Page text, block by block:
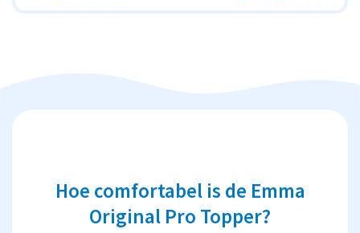
Hoe comfortabel is de Emma
Original Pro Topper?